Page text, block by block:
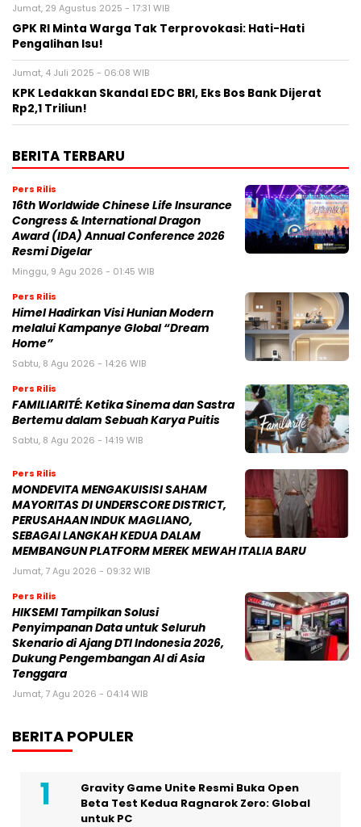
Jumat, 29 Agustus 2025 - 17:31 WIB
GPK RI Minta Warga Tak Terprovokasi: Hati-Hati
Pengalihan Isu!
Jumat, 4 Juli 2025 - 06:08 WIB
KPK Ledakkan Skandal EDC BRI, Eks Bos Bank Dijerat
Rp2,1 Triliun!
BERITA TERBARU
Pers Rilis
16th Worldwide Chinese Life Insurance
Congress & International Dragon
Award (IDA) Annual Conference 2026
Resmi Digelar
Minggu, 9 Agu 2026 - 01:45 WIB
Pers Rilis
Himel Hadirkan Visi Hunian Modern
melalui Kampanye Global “Dream
Home”
Sabtu, 8 Agu 2026 - 14:26 WIB
Pers Rilis
FAMILIARITÉ: Ketika Sinema dan Sastra
Bertemu dalam Sebuah Karya Puitis
Sabtu, 8 Agu 2026 - 14:19 WIB
Pers Rilis
MONDEVITA MENGAKUISISI SAHAM
MAYORITAS DI UNDERSCORE DISTRICT,
PERUSAHAAN INDUK MAGLIANO,
SEBAGAI LANGKAH KEDUA DALAM
MEMBANGUN PLATFORM MEREK MEWAH ITALIA BARU
Jumat, 7 Agu 2026 - 09:32 WIB
Pers Rilis
HIKSEMI Tampilkan Solusi
Penyimpanan Data untuk Seluruh
Skenario di Ajang DTI Indonesia 2026,
Dukung Pengembangan AI di Asia
Tenggara
Jumat, 7 Agu 2026 - 04:14 WIB
BERITA POPULER
Gravity Game Unite Resmi Buka Open
Beta Test Kedua Ragnarok Zero: Global
untuk PC